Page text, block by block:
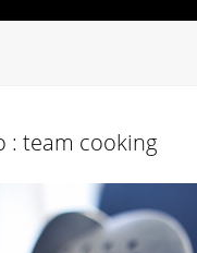
: team cooking